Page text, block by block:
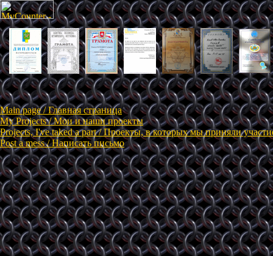
Main page / Главная страница
My Projects / Мои и наши проекты
Projects, I've taked a part / Проекты, в которых мы приняли
Post a mess / Написать письмо